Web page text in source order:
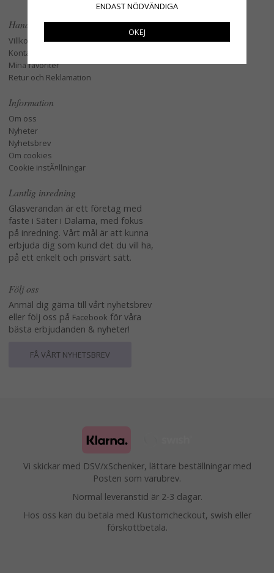
Handla
Villkor
Kontakta oss
Mina favoriter
Retur och Reklamation
Information
Om oss
Nyheter
Nyhetsbrev
Om cookies
Cookie instÃ¤llningar
Lantlig inredning
Glasverandan är ett företag med
fäste i Säter i Dalarna, med fokus
på inredning. Vårt mål är att kunna
erbjuda dig som kund det du vill ha,
på ett enkelt och prisvärt sätt.
Följ oss
Anmäl dig gärna till vårt nyhetsbrev
eller följ oss på Facebook för våra
bästa erbjudanden & nyheter!
FÅ VÅRT NYHETSBREV
Vi skickar med DSV/xSchenker, lättare beställningar med
Posten som varubrev.
Normal leveranstid är 2-3 dagar.
Hos oss kan du betala med Kustomcheckout, swish eller
förskottbetala.
ENDAST NÖDVÄNDIGA
OKEJ